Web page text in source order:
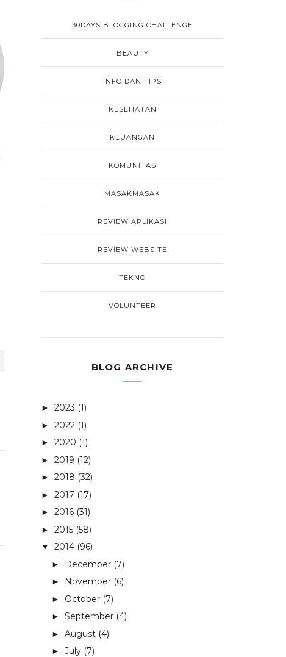
30DAYS BLOGGING CHALLENGE
BEAUTY
INFO DAN TIPS
KESEHATAN
KEUANGAN
KOMUNITAS
MASAKMASAK
REVIEW APLIKASI
REVIEW WEBSITE
TEKNO
VOLUNTEER
BLOG ARCHIVE
► 2023 (1)
► 2022 (1)
► 2020 (1)
► 2019 (12)
► 2018 (32)
► 2017 (17)
► 2016 (31)
► 2015 (58)
▼ 2014 (96)
► December (7)
► November (6)
► October (7)
► September (4)
► August (4)
► July (7)